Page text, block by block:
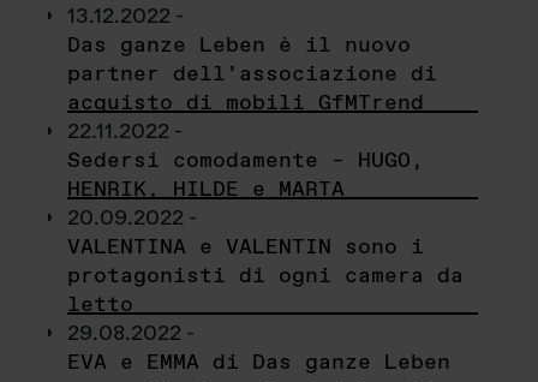
13.12.2022 -
Das ganze Leben è il nuovo
partner dell’associazione di
acquisto di mobili GfMTrend
22.11.2022 -
Sedersi comodamente – HUGO,
HENRIK, HILDE e MARTA
20.09.2022 -
VALENTINA e VALENTIN sono i
protagonisti di ogni camera da
letto
29.08.2022 -
EVA e EMMA di Das ganze Leben